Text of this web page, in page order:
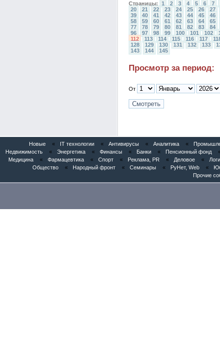
Страницы: 1 2 3 4 5 6
7
20
21 22 23 24 25 26
27
39
40 41 42 43 44 45
46
58
59 60 61 62 63 64
65
77
78 79 80 81 82 83
84
96
97 98 99 100 101 102
112
113 114 115 116 117
128
129 130 131 132 133
143
144 145
Просмотр за период:
От
Новые « IT технологии « Антивирусы « Аналитика «
Недвижимость
« Энергетика « Финансы « Банки « Пенсионный фонд
Медицина
« Фармацевтика « Спорт « Реклама, PR « Деловое «
Общество
« Народный фронт « Семинары « РуНет, Web «
Прочие